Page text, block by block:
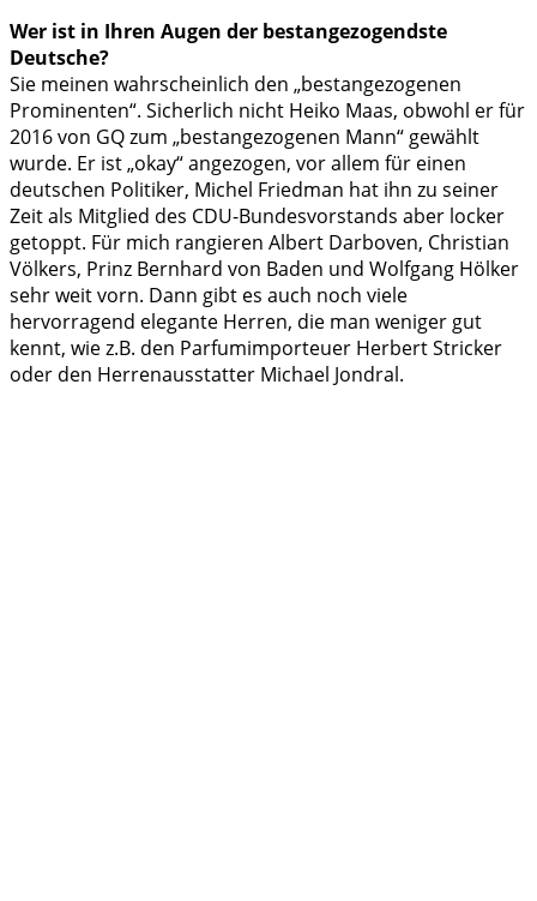
Wer ist in Ihren Augen der bestangezogendste
Deutsche?
Sie meinen wahrscheinlich den „bestangezogenen
Prominenten“. Sicherlich nicht Heiko Maas, obwohl er für
2016 von GQ zum „bestangezogenen Mann“ gewählt
wurde. Er ist „okay“ angezogen, vor allem für einen
deutschen Politiker, Michel Friedman hat ihn zu seiner
Zeit als Mitglied des CDU-Bundesvorstands aber locker
getoppt. Für mich rangieren Albert Darboven, Christian
Völkers, Prinz Bernhard von Baden und Wolfgang Hölker
sehr weit vorn. Dann gibt es auch noch viele
hervorragend elegante Herren, die man weniger gut
kennt, wie z.B. den Parfumimporteuer Herbert Stricker
oder den Herrenausstatter Michael Jondral.